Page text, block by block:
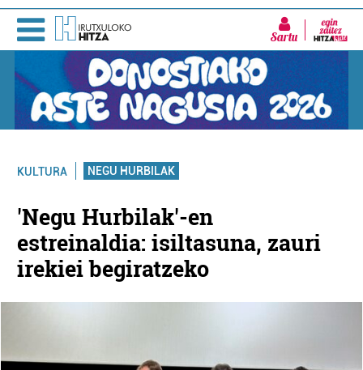
Sartu
KULTURA NEGU HURBILAK
'Negu Hurbilak'-en
estreinaldia: isiltasuna, zauri
irekiei begiratzeko